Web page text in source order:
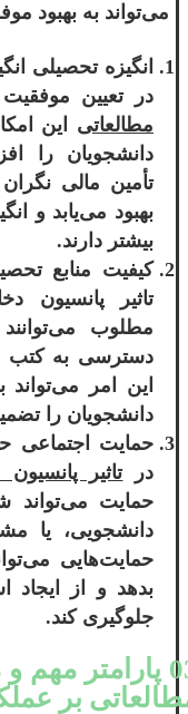
می‌تواند به بهبود
انگیزه تحصیلی
در تعیین
مطالعاتی این
دانشجویان را
تأمین مالی
بهبود می‌یابد و
بیشتر دارند.
کیفیت منابع
تاثیر پانسیون
مطلوب
دسترسی به کتب و
این امر
دانشجویان را
حمایت اجتماعی
درتاثیر پانسیون
حمایت می‌تواند
دانشجویی، یا
حمایت‌هایی
بدهد و از
جلوگیری کند.
03 پارامتر
بر